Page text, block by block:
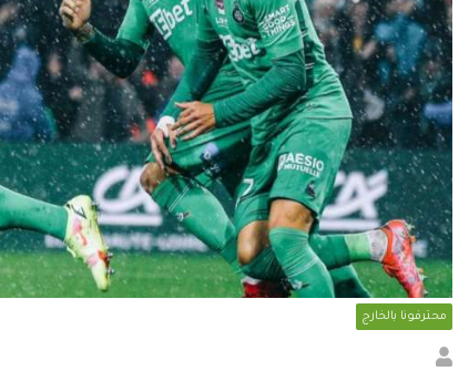
محترفونا بالخارج